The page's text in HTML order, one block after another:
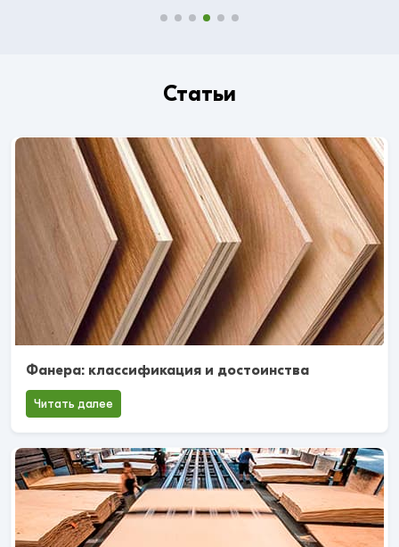
Статьи
Фанера: классификация и достоинства
Читать далее